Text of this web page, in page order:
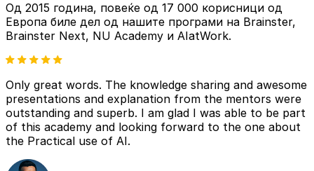
Од 2015 година, повеќе од 17 000 корисници од
Европа биле дел од нашите програми на Brainster,
Brainster Next, NU Academy и AIatWork.
Only great words. The knowledge sharing and awesome
presentations and explanation from the mentors were
outstanding and superb. I am glad I was able to be part
of this academy and looking forward to the one about
the Practical use of AI.